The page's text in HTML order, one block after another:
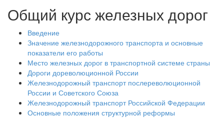
Общий курс железных дорог
Введение
Значение железнодорожного транспорта и основные
показатели его работы
Место железных дорог в транспортной системе страны
Дороги дореволюционной России
Железнодорожный транспорт послереволюционной
России и Советского Союза
Железнодорожный транспорт Российской Федерации
Основные положения структурной реформы